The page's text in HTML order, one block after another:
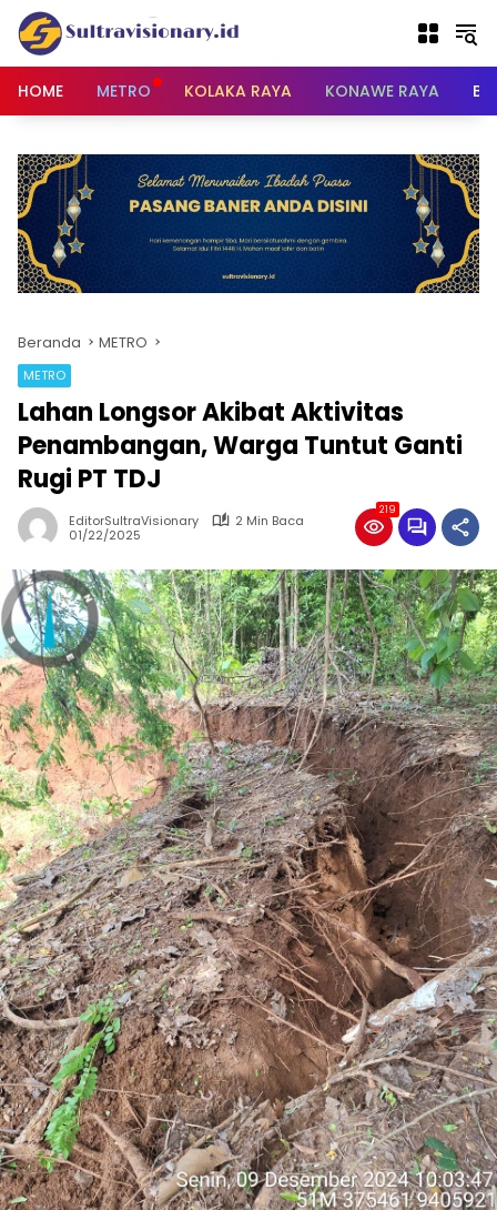
Langsung
konten
HOME
METRO KOLAKA RAYA KONAWE RAYA
Beranda METRO
METRO
Lahan Longsor Akibat Aktivitas
Penambangan, Warga Tuntut Ganti
Rugi PT TDJ
EditorSultraVisionary
2 Min Baca
01/22/2025
219